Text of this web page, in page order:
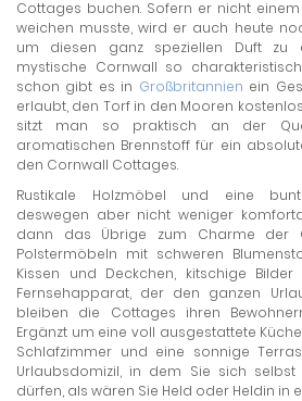
Cottages buchen. Sofern er nicht
weichen musste, wird er auch heute
um diesen ganz speziellen Duft zu
mystische Cornwall so
schon gibt es in Großbritannien ein
erlaubt, den Torf in den Mooren
sitzt man so praktisch an der
aromatischen Brennstoff für ein
den Cornwall Cottages.
Rustikale Holzmöbel und eine bunt
deswegen aber nicht weniger
dann das Übrige zum Charme der
Polstermöbeln mit schweren
Kissen und Deckchen, kitschige
Fernsehapparat, der den ganzen
bleiben die Cottages ihren
Ergänzt um eine voll ausgestattete
Schlafzimmer und eine sonnige
Urlaubsdomizil, in dem Sie sich
dürfen, als wären Sie Held oder Heldin in